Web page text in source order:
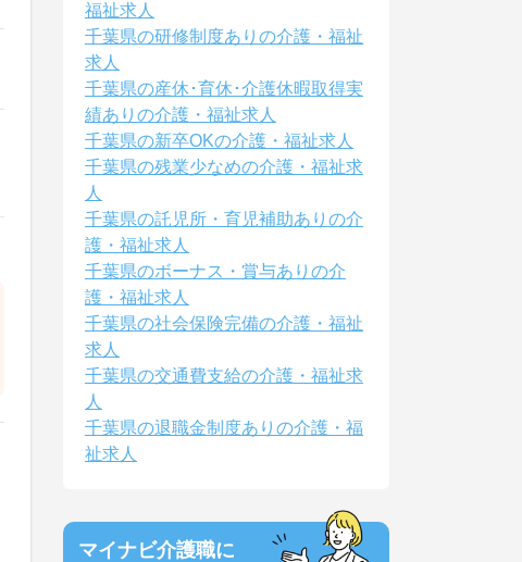
福祉求人
千葉県の研修制度ありの介護・福祉
求人
千葉県の産休･育休･介護休暇取得実
績ありの介護・福祉求人
千葉県の新卒OKの介護・福祉求人
千葉県の残業少なめの介護・福祉求
人
千葉県の託児所・育児補助ありの介
護・福祉求人
千葉県のボーナス・賞与ありの介
護・福祉求人
千葉県の社会保険完備の介護・福祉
求人
千葉県の交通費支給の介護・福祉求
人
千葉県の退職金制度ありの介護・福
祉求人
マイナビ介護職に